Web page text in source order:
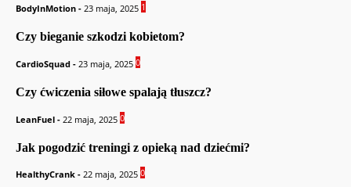
BodyInMotion - 23 maja, 2025 1
Czy bieganie szkodzi kobietom?
CardioSquad - 23 maja, 2025 0
Czy ćwiczenia siłowe spalają tłuszcz?
LeanFuel - 22 maja, 2025 0
Jak pogodzić treningi z opieką nad dziećmi?
HealthyCrank - 22 maja, 2025 0